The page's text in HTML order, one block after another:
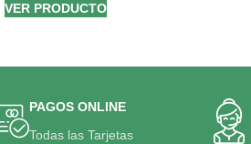
VER PRODUCTO
PAGOS ONLINE
Todas las Tarjetas